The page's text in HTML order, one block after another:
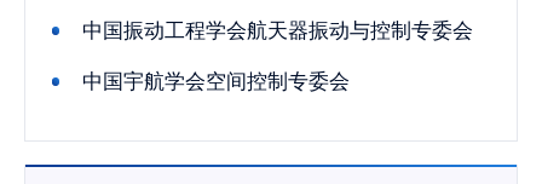
中国振动工程学会航天器振动与控制专委会
中国宇航学会空间控制专委会